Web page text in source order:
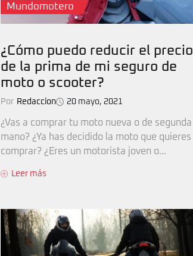
Mundomotero
¿Cómo puedo reducir el precio
de la prima de mi seguro de
moto o scooter?
Por Redaccion 20 mayo, 2021
¿Vas a comprar tu moto nueva o de segunda
mano? ¿Ya has decidido la moto que quieres
comprar? ¿Eres un motorista joven o...
Leer más